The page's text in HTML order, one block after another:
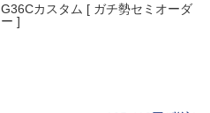
G36Cカスタム [ ガチ勢セミオーダ
ー ]